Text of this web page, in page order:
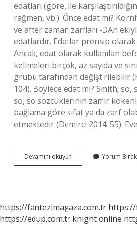
edatları (göre, ile
rağmen, vb.). Önce edat mı?
ve after zaman zarfları -DAn
edatlardır. Edatlar prensip
Ancak, edat olarak kullanılan
kelimeleri birçok, az sayıda ve
grubu tarafından değiştirilebilir
104). Böylece edat mı? Smith; so,
so, so sözcüklerinin zamir
bağlama göre sıfat ya da zarf
etmektedir (Demirci 2014: 55).
Devamını okuyun
Edat
Yorum Bırak
https://fantezimagaza.com.tr
https://edup.com.tr knight online